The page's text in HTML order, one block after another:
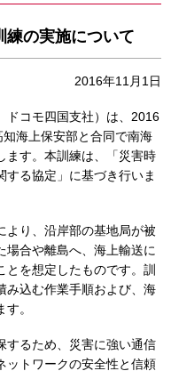
練の実施について
2016年11月1日
コモ四国支社）は、2016
海上保安部と合同で南海
ます。本訓練は、「災害時
する協定」に基づき行いま
り、沿岸部の基地局が被
場合や離島へ、海上輸送に
を想定したものです。訓
み込む作業手順および、海
。
るため、災害に強い通信
ットワークの安全性と信頼